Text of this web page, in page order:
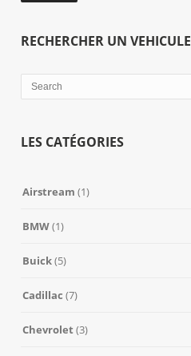
RECHERCHER UN VEHICULE
LES CATÉGORIES
Airstream (1)
BMW(1)
Buick(5)
Cadillac (7)
Chevrolet (3)